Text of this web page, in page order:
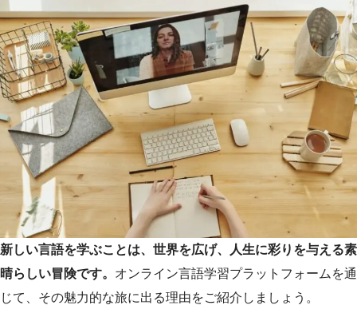
新しい言語を学ぶことは、世界を広げ、人生に彩りを与える素
晴らしい冒険です。 オンライン言語学習プラットフォームを通
じて、その魅力的な旅に出る理由をご紹介しましょう。